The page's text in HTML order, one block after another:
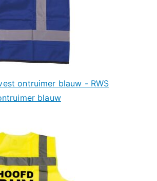
ontruimer blauw - RWS
blauw